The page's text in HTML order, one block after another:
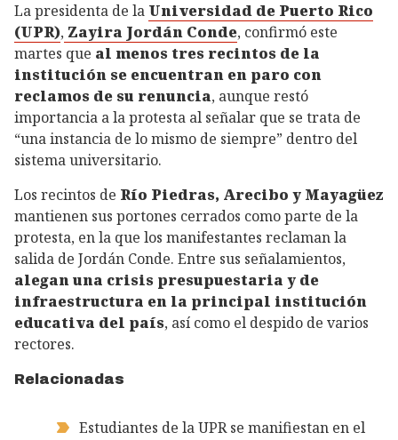
La presidenta de la Universidad de Puerto Rico
(UPR), Zayira Jordán Conde, confirmó este
martes que al menos tres recintos de la
institución se encuentran en paro con
reclamos de su renuncia, aunque restó
importancia a la protesta al señalar que se trata de
“una instancia de lo mismo de siempre” dentro del
sistema universitario.
Los recintos de Río Piedras, Arecibo y Mayagüez
mantienen sus portones cerrados como parte de la
protesta, en la que los manifestantes reclaman la
salida de Jordán Conde. Entre sus señalamientos,
alegan una crisis presupuestaria y de
infraestructura en la principal institución
educativa del país, así como el despido de varios
rectores.
Relacionadas
Estudiantes de la UPR se manifiestan en el